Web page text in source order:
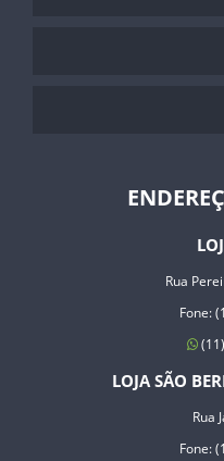
Rua
Fone:
LOJA SÃO
Rua
Fone: